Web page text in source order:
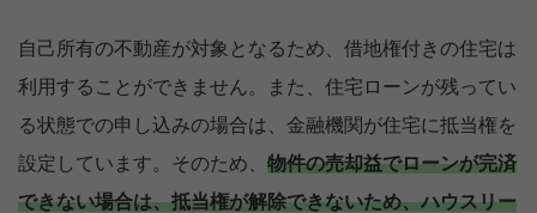
自己所有の不動産が対象となるため、借地権付きの住宅は
利用することができません。また、住宅ローンが残ってい
る状態での申し込みの場合は、金融機関が住宅に抵当権を
設定しています。そのため、 物件の売却益でローンが完済
できない場合は、抵当権が解除できないため、ハウスリー